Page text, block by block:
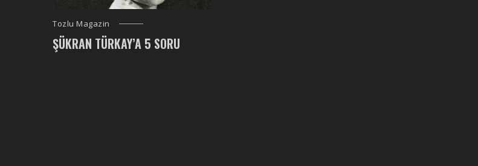
Tozlu Magazin
ŞÜKRAN TÜRKAY’A 5 SORU